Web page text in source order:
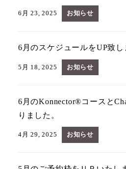
6月 23, 2025 お知らせ
6月のスケジュールをUP致し
5月 18, 2025 お知らせ
6月のKonnector®コースと
りました。
4月 29, 2025 お知らせ